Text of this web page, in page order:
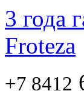
3 года
Froteza
+7 8412